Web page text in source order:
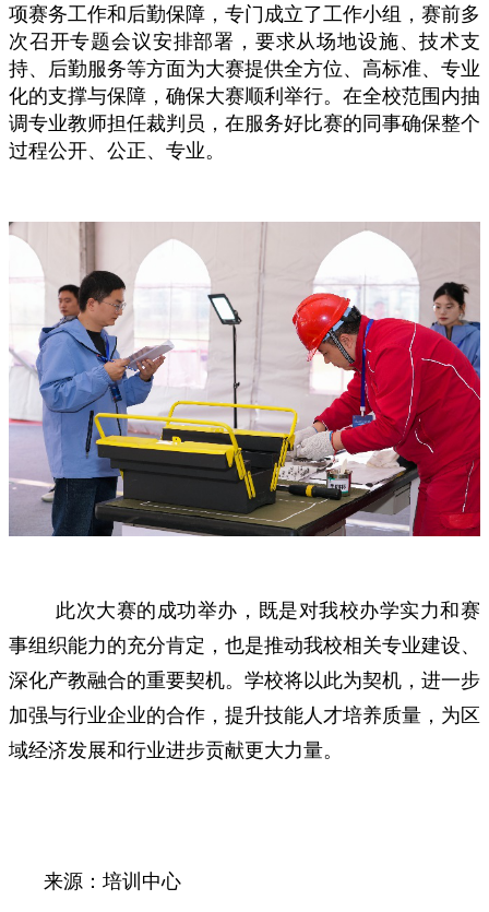
项赛务工作和后勤保障，专门成立了工作小组，赛前多
次召开专题会议安排部署，要求从场地设施、技术支
持、后勤服务等方面为大赛提供全方位、高标准、专业
化的支撑与保障，确保大赛顺利举行。 在全校范围内抽
调专业教师担任裁判员，在服务好比赛的同事确保整个
过程公开、公正、专业。
此次大赛的成功举办，既是对我校办学实力和赛
事组织能力的充分肯定，也是推动我校相关专业建设、
深化产教融合的重要契机。学校将以此为契机，进一步
加强与行业企业的合作，提升技能人才培养质量，为区
域经济发展和行业进步贡献更大力量。
来源：培训中心